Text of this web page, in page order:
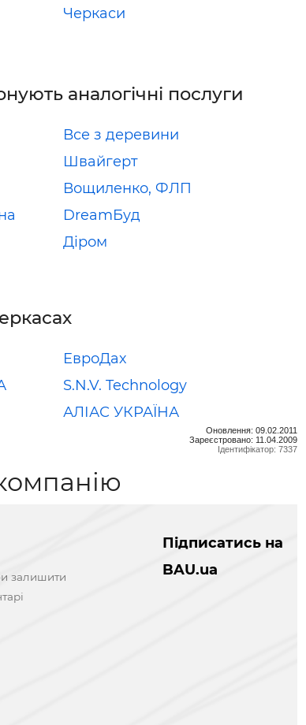
Черкаси
аналогічні послуги
Все з деревини
Швайгерт
Вощиленко, ФЛП
DreamБуд
Діром
ЕвроДах
S.N.V. Technology
АЛІАС УКРАЇНА
Оновлення: 09.02.2011
Зареєстровано: 11.04.2009
Ідентифікатор: 7337
залишити
Підписатись на
BAU.ua